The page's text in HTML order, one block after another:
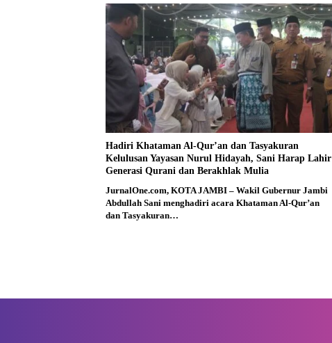
Hadiri Khataman Al-Qur’an dan Tasyakuran
Kelulusan Yayasan Nurul Hidayah, Sani Harap Lahir
Generasi Qurani dan Berakhlak Mulia
JurnalOne.com, KOTA JAMBI – Wakil Gubernur Jambi
Abdullah Sani menghadiri acara Khataman Al-Qur’an
dan Tasyakuran…